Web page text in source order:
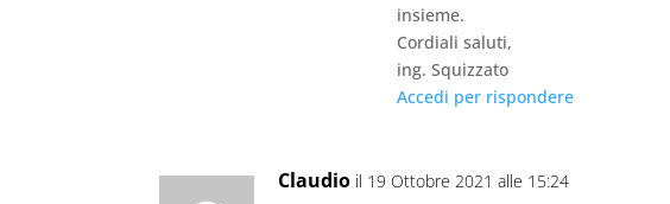
insieme.
Cordiali saluti,
ing. Squizzato
Accedi per rispondere
Claudio il 19 Ottobre 2021 alle 15:24